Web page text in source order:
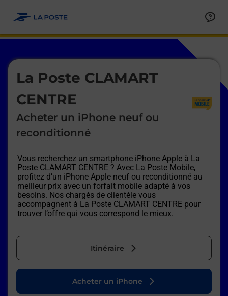
La Poste CLAMART
CENTRE
Acheter un iPhone neuf ou
reconditionné
Vous recherchez un smartphone iPhone Apple à La
Poste CLAMART CENTRE ? Avec La Poste Mobile,
profitez d’un iPhone Apple neuf ou reconditionné au
meilleur prix avec un forfait mobile adapté à vos
besoins. Nos chargés de clientèle vous
accompagnent à La Poste CLAMART CENTRE pour
trouver l’offre qui vous correspond le mieux.
Itinéraire
Le lien s'ouvre dans un nouvel onglet
Acheter un iPhone